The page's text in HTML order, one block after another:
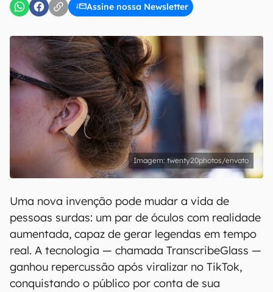
Assine nossa Newsletter
Confirmo que li, aceito e concordo com os Termos de
Uso e Política de Privacidade do Canaltech.
twenty20photos/envato
Uma nova invenção pode mudar a vida de
pessoas surdas: um par de óculos com realidade
aumentada, capaz de gerar legendas em tempo
real. A tecnologia — chamada TranscribeGlass —
ganhou repercussão após viralizar no TikTok,
conquistando o público por conta de sua